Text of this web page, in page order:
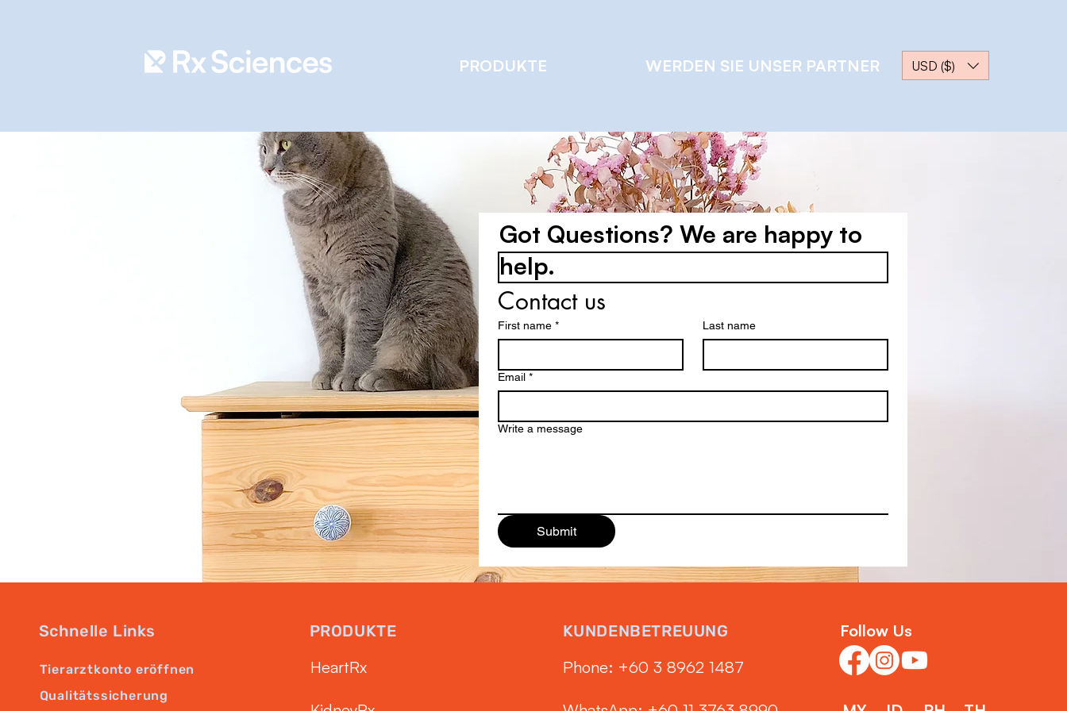
PRODUKTE WERDEN SIE UNSER PARTNER USD ($)
Contact us
First name * Last name
Email *
Write a message
Submit
Got Questions? We are happy to
help.
Schnelle Links
Tierarztkonto eröffnen
Qualitätssicherung
PRODUKTE
HeartRx
KUNDENBETREUUNG
Phone: ‭+60 3 8962 1487‬
Follow Us